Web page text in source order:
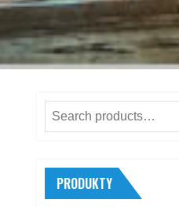
Search
for:
PRODUKTY